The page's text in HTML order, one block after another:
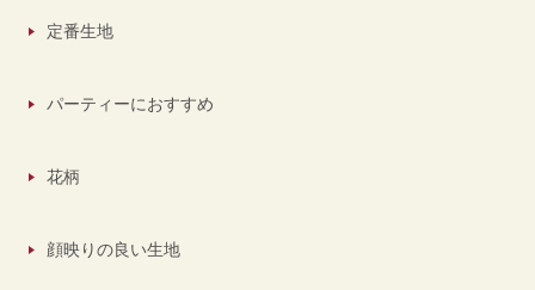
定番生地
パーティーにおすすめ
花柄
顔映りの良い生地